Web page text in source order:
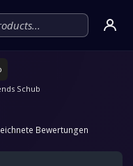
Schub
Bewertungen